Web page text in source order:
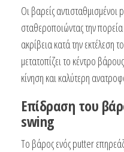
Οι βαρείς αντισταθμισμένοι
σταθεροποιώντας την
ακρίβεια κατά την
μετατοπίζει το κέντρο
κίνηση και καλύτερη
Επίδραση του
swing
Το βάρος ενός putter